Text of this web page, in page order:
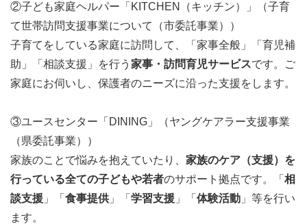
②子ども家庭ヘルパー「KITCHEN（キッチン）」（子育
て世帯訪問支援事業について（市委託事業））
子育てをしている家庭に訪問して、「家事全般」「育児補
助」「相談支援」を行う 家事・訪問育児サービスです。ご
家庭にお伺いし、保護者のニーズに沿った支援をします。
③ユースセンター「DINING」（ヤングケアラー支援事業
（県委託事業））
家族のことで悩みを抱えていたり、 家族のケア（支援）を
行っている全ての子どもや若者のサポート拠点です。「 相
談支援 」「 食事提供 」「 学習支援 」「 体験活動 」等を行い
ます。